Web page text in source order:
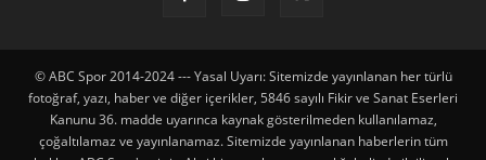
© ABC Spor 2014-2024 --- Yasal Uyarı: Sitemizde yayınlanan her türlü
fotoğraf, yazı, haber ve diğer içerikler, 5846 sayılı Fikir ve Sanat Eserleri
Kanunu 36. madde uyarınca kaynak gösterilmeden kullanılamaz,
çoğaltılamaz ve yayınlanamaz. Sitemizde yayınlanan haberlerin tüm